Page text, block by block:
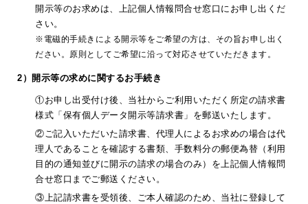
開示等のお求めは、上記個人情報問合せ窓口にお申し出くだ
さい。
※電磁的手続きによる開示等をご希望の方は、その旨お申し出く
ださい。原則としてご希望に沿って対応させていただきます。
2）開示等の求めに関するお手続き
①お申し出受付け後、当社からご利用いただく所定の請求書
様式「保有個人データ開示等請求書」を郵送いたします。
②ご記入いただいた請求書、代理人によるお求めの場合は代
理人であることを確認する書類、手数料分の郵便為替（利用
目的の通知並びに開示の請求の場合のみ）を上記個人情報問
合せ窓口までご郵送ください。
③上記請求書を受領後、ご本人確認のため、当社に登録して